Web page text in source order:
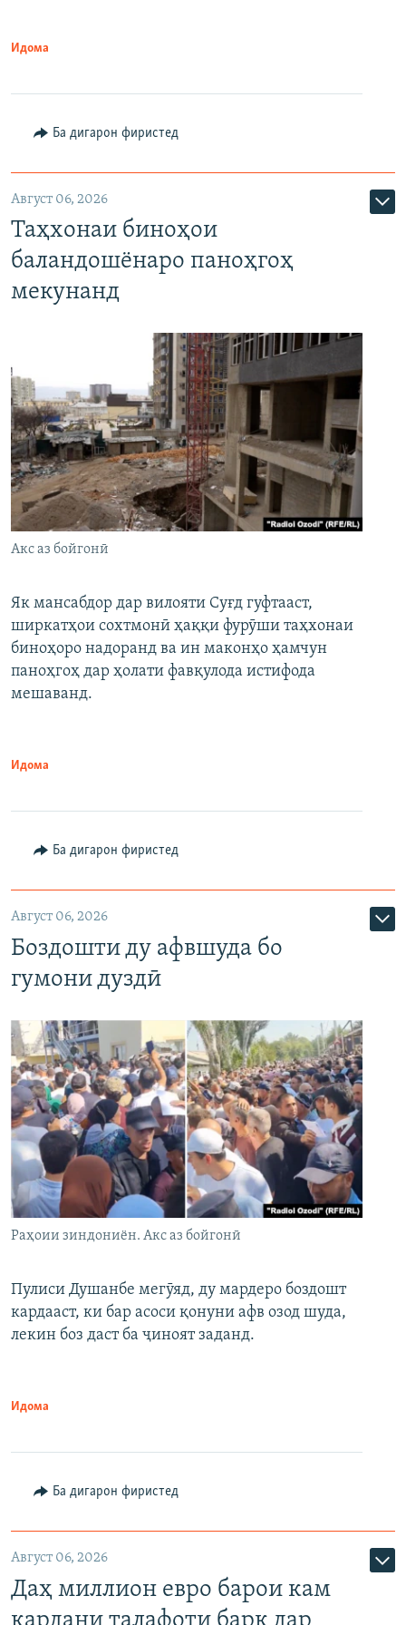
Идома
Ба дигарон фиристед
Август 06, 2026
Таҳхонаи биноҳои
баландошёнаро паноҳгоҳ
мекунанд
Акс аз бойгонӣ
Як мансабдор дар вилояти Суғд гуфтааст,
ширкатҳои сохтмонӣ ҳаққи фурӯши таҳхонаи
биноҳоро надоранд ва ин маконҳо ҳамчун
паноҳгоҳ дар ҳолати фавқулода истифода
мешаванд.
Идома
Ба дигарон фиристед
Август 06, 2026
Боздошти ду афвшуда бо
гумони дуздӣ
Раҳоии зиндониён. Акс аз бойгонӣ
Пулиси Душанбе мегӯяд, ду мардеро боздошт
кардааст, ки бар асоси қонуни афв озод шуда,
лекин боз даст ба ҷиноят заданд.
Идома
Ба дигарон фиристед
Август 06, 2026
Даҳ миллион евро барои кам